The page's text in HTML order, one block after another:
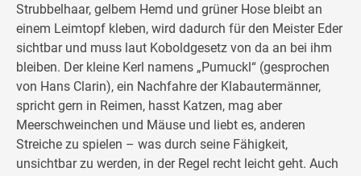
Strubbelhaar, gelbem Hemd und grüner Hose bleibt an
einem Leimtopf kleben, wird dadurch für den Meister Eder
sichtbar und muss laut Koboldgesetz von da an bei ihm
bleiben. Der kleine Kerl namens „Pumuckl“ (gesprochen
von Hans Clarin), ein Nachfahre der Klabautermänner,
spricht gern in Reimen, hasst Katzen, mag aber
Meerschweinchen und Mäuse und liebt es, anderen
Streiche zu spielen – was durch seine Fähigkeit,
unsichtbar zu werden, in der Regel recht leicht geht. Auch